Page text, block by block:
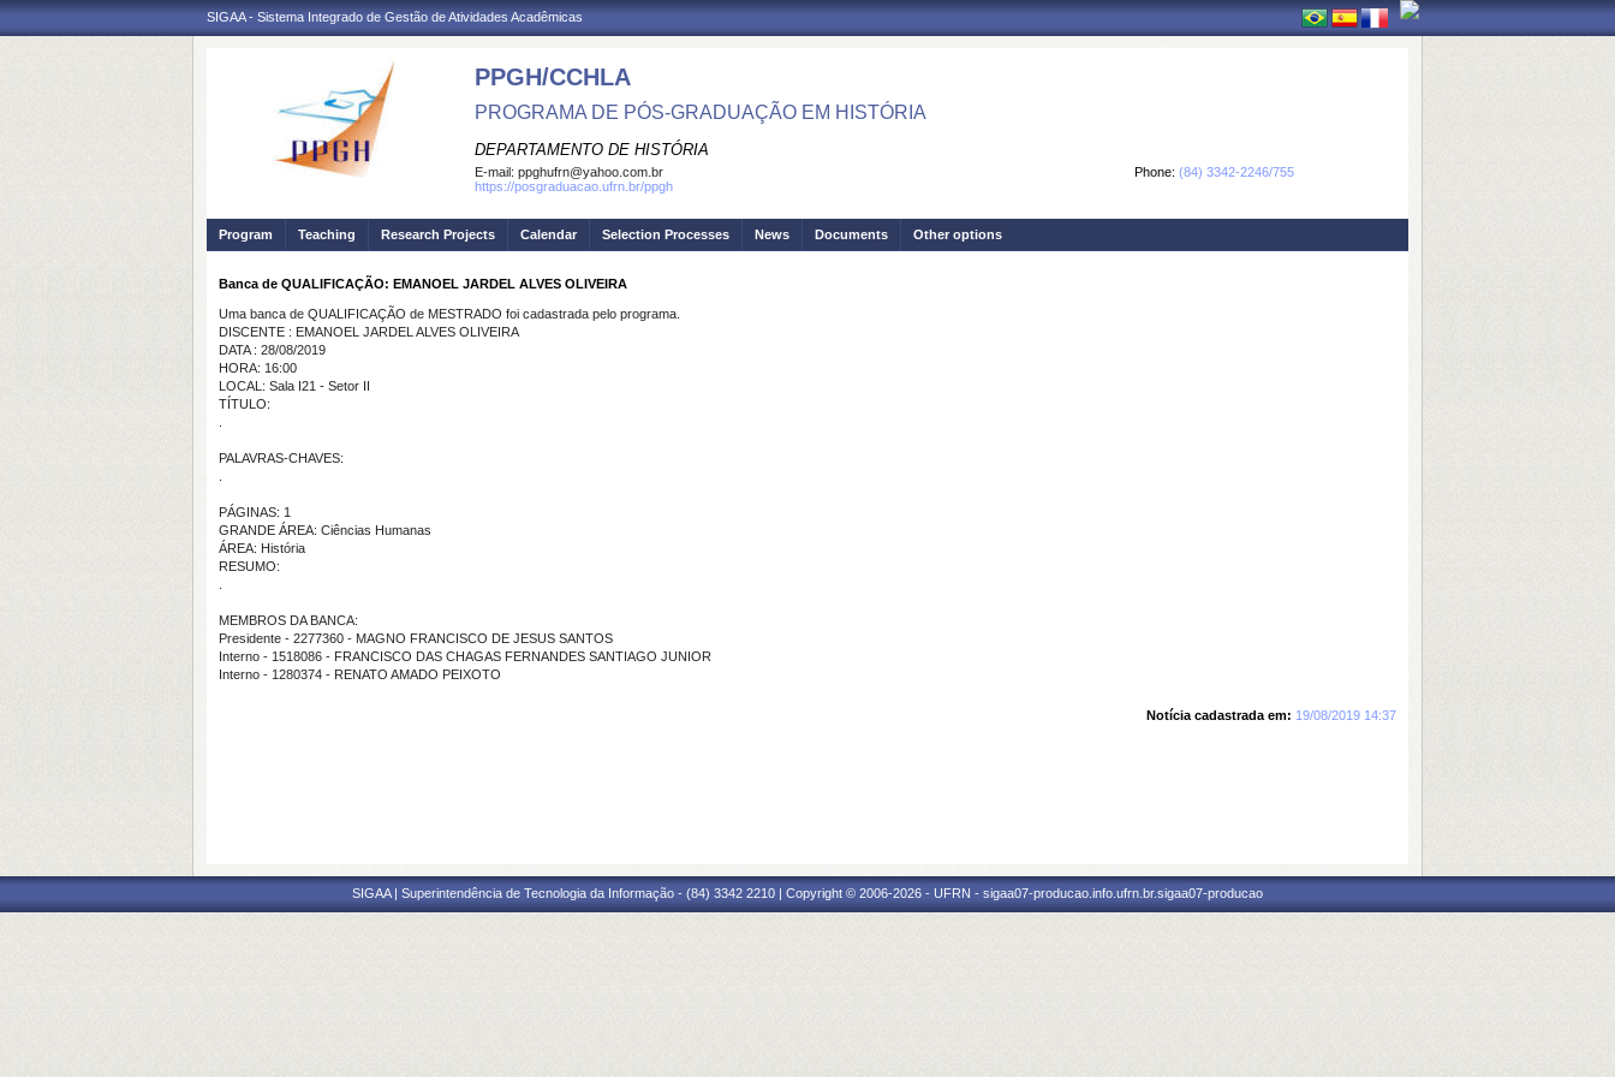
SIGAA - Sistema Integrado de Gestão de Atividades Acadêmicas
PPGH/CCHLA
PROGRAMA DE PÓS-GRADUAÇÃO EM HISTÓRIA
DEPARTAMENTO DE HISTÓRIA
Phone: (84) 3342-2246/755
E-mail: ppghufrn@yahoo.com.br
https://posgraduacao.ufrn.br/ppgh
Program Teaching Research Projects Calendar Selection Processes News Documents Other options
Banca de QUALIFICAÇÃO: EMANOEL JARDEL ALVES OLIVEIRA
Uma banca de QUALIFICAÇÃO de MESTRADO foi cadastrada pelo programa.
DISCENTE : EMANOEL JARDEL ALVES OLIVEIRA
DATA : 28/08/2019
HORA: 16:00
LOCAL: Sala I21 - Setor II
TÍTULO:
PALAVRAS-CHAVES:
PÁGINAS: 1
GRANDE ÁREA: Ciências Humanas
ÁREA: História
RESUMO:
MEMBROS DA BANCA:
Presidente - 2277360 - MAGNO FRANCISCO DE JESUS SANTOS
Interno - 1518086 - FRANCISCO DAS CHAGAS FERNANDES SANTIAGO JUNIOR
Interno - 1280374 - RENATO AMADO PEIXOTO
Notícia cadastrada em: 19/08/2019 14:37
SIGAA | Superintendência de Tecnologia da Informação - (84) 3342 2210 | Copyright © 2006-2026 - UFRN - sigaa07-producao.info.ufrn.br.sigaa07-producao